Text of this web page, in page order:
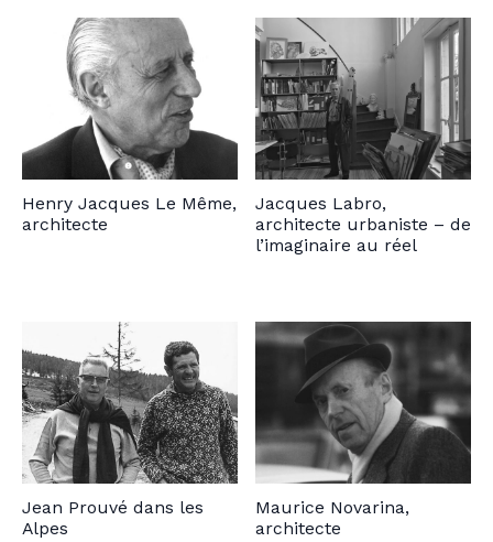
Henry Jacques Le Même,
architecte
Jacques Labro,
architecte urbaniste – de
l’imaginaire au réel
Jean Prouvé dans les
Alpes
Maurice Novarina,
architecte